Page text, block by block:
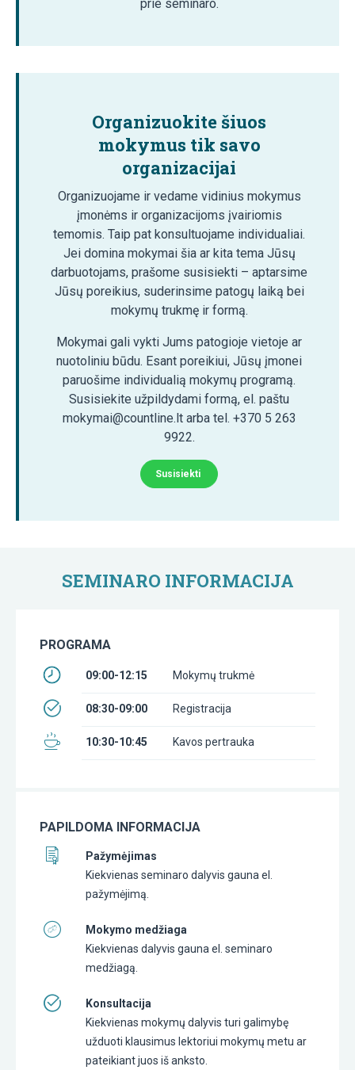
prie seminaro.
Organizuokite šiuos
mokymus tik savo
organizacijai
Organizuojame ir vedame vidinius mokymus
įmonėms ir organizacijoms įvairiomis
temomis. Taip pat konsultuojame individualiai.
Jei domina mokymai šia ar kita tema Jūsų
darbuotojams, prašome susisiekti – aptarsime
Jūsų poreikius, suderinsime patogų laiką bei
mokymų trukmę ir formą.
Mokymai gali vykti Jums patogioje vietoje ar
nuotoliniu būdu. Esant poreikiui, Jūsų įmonei
paruošime individualią mokymų programą.
Susisiekite užpildydami formą, el. paštu
mokymai@countline.lt arba tel. +370 5 263
9922.
Susisiekti
SEMINARO INFORMACIJA
PROGRAMA
09:00-12:15 Mokymų trukmė
08:30-09:00 Registracija
10:30-10:45 Kavos pertrauka
PAPILDOMA INFORMACIJA
Pažymėjimas
Kiekvienas seminaro dalyvis gauna el.
pažymėjimą.
Mokymo medžiaga
Kiekvienas dalyvis gauna el. seminaro
medžiagą.
Konsultacija
Kiekvienas mokymų dalyvis turi galimybę
užduoti klausimus lektoriui mokymų metu ar
pateikiant juos iš anksto.